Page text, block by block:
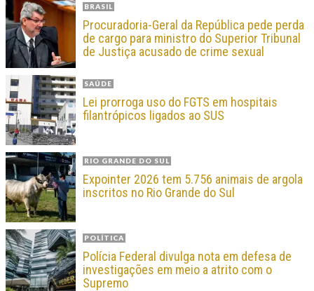
BRASIL
Procuradoria-Geral da República pede perda
de cargo para ministro do Superior Tribunal
de Justiça acusado de crime sexual
SAÚDE
Lei prorroga uso do FGTS em hospitais
filantrópicos ligados ao SUS
RIO GRANDE DO SUL
Expointer 2026 tem 5.756 animais de argola
inscritos no Rio Grande do Sul
POLÍTICA
Polícia Federal divulga nota em defesa de
investigações em meio a atrito com o
Supremo